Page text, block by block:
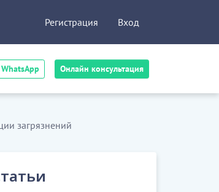
WhatsApp Онлайн консультация
Регистрация Вход
загрязнений